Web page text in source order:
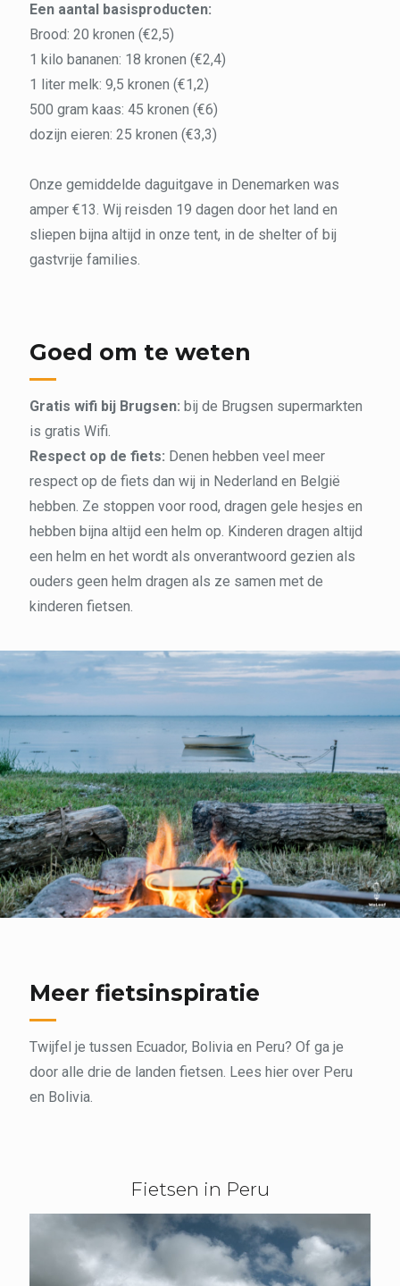
Een aantal basisproducten:
Brood: 20 kronen (€2,5)
1 kilo bananen: 18 kronen (€2,4)
1 liter melk: 9,5 kronen (€1,2)
500 gram kaas: 45 kronen (€6)
dozijn eieren: 25 kronen (€3,3)
Onze gemiddelde daguitgave in Denemarken was
amper €13. Wij reisden 19 dagen door het land en
sliepen bijna altijd in onze tent, in de shelter of bij
gastvrije families.
Goed om te weten
Gratis wifi bij Brugsen: bij de Brugsen supermarkten
is gratis Wifi.
Respect op de fiets: Denen hebben veel meer
respect op de fiets dan wij in Nederland en België
hebben. Ze stoppen voor rood, dragen gele hesjes en
hebben bijna altijd een helm op. Kinderen dragen altijd
een helm en het wordt als onverantwoord gezien als
ouders geen helm dragen als ze samen met de
kinderen fietsen.
Meer fietsinspiratie
Twijfel je tussen Ecuador, Bolivia en Peru? Of ga je
door alle drie de landen fietsen. Lees hier over Peru
en Bolivia.
Fietsen in Peru